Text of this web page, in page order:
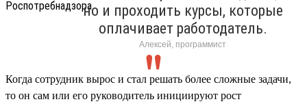
но и проходить курсы, которые
оплачивает работодатель.
Алексей, программист
Когда сотрудник вырос и стал решать более сложные задачи,
то он сам или его руководитель инициируют рост